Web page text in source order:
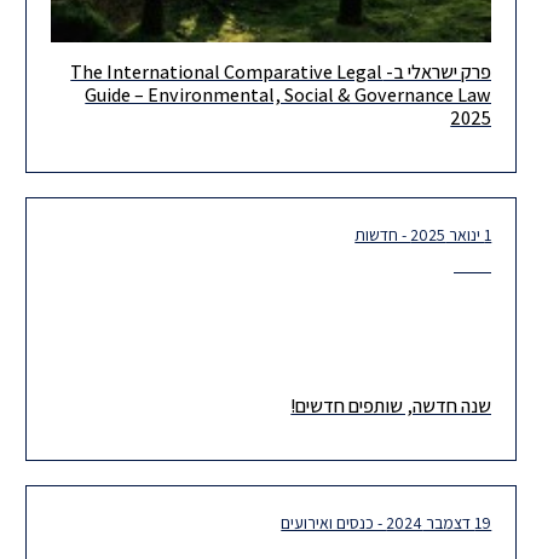
אני בהרצוג גאים לשתף את הפרק הישראלי ב- The International
Comparative Legal Guide – Environmental, Social &
פרק ישראלי ב- The International Comparative Legal
Guide – Environmental, Social & Governance Law
2025
1 ינואר 2025 - חדשות
שנה חדשה, שותפים חדשים!
19 דצמבר 2024 - כנסים ואירועים